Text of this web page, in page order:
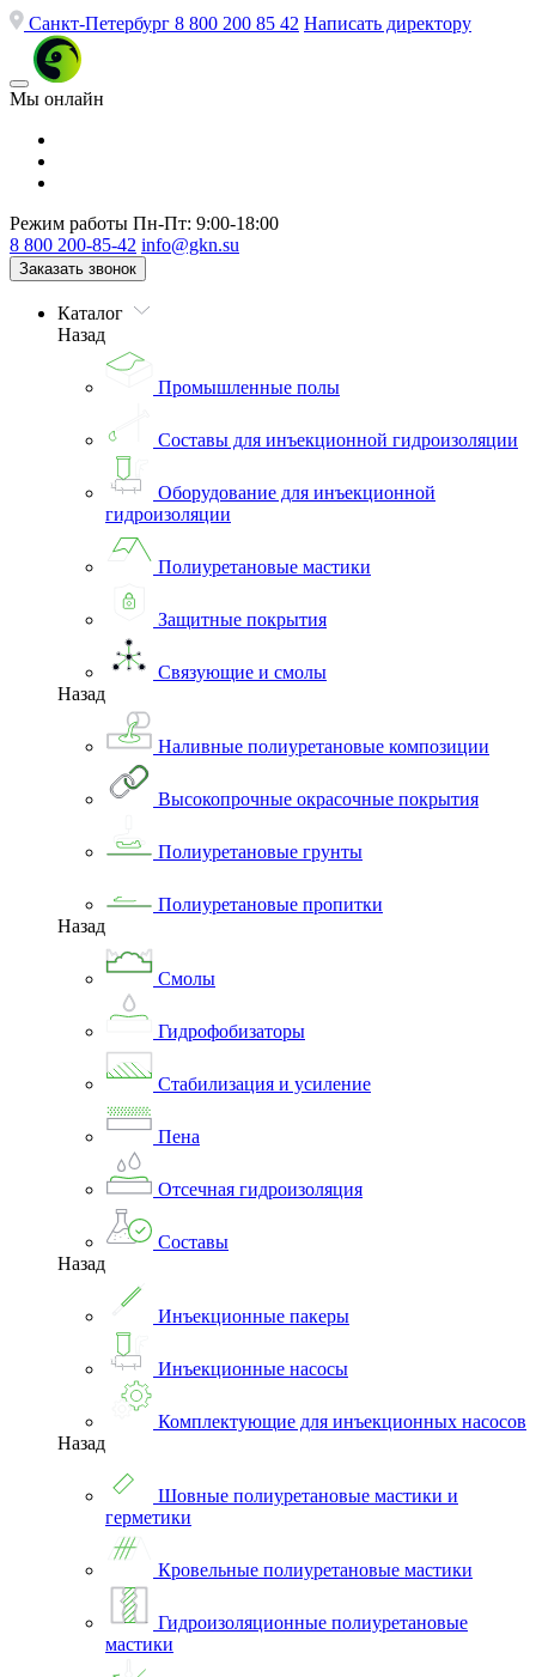
Санкт-Петербург 8 800 200 85 42 Написать директору
Мы онлайн
Режим работы Пн-Пт: 9:00-18:00
8 800 200-85-42 info@gkn.su
Заказать звонок
Каталог
Назад
Промышленные полы
Составы для инъекционной гидроизоляции
Оборудование для инъекционной
гидроизоляции
Полиуретановые мастики
Защитные покрытия
Связующие и смолы
Назад
Наливные полиуретановые композиции
Высокопрочные окрасочные покрытия
Полиуретановые грунты
Полиуретановые пропитки
Назад
Смолы
Гидрофобизаторы
Стабилизация и усиление
Пена
Отсечная гидроизоляция
Составы
Назад
Инъекционные пакеры
Инъекционные насосы
Комплектующие для инъекционных насосов
Назад
Шовные полиуретановые мастики и
герметики
Кровельные полиуретановые мастики
Гидроизоляционные полиуретановые
мастики